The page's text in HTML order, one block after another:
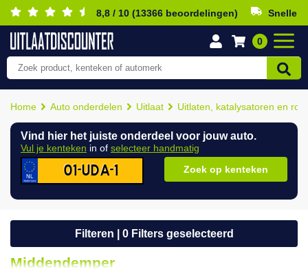
8,8 / 10 (13366 beoordelingen) Snelle
0
Home Auto onderdelen Uitlaat Uitlaten, katalysatoren en
Vind hier het juiste onderdeel voor jouw auto.
Vul je kenteken in of selecteer handmatig
Zoek op kenteken
Filteren | 0Filters geselecteerd
Middendemper